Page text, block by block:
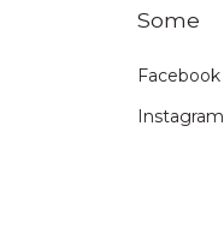
Some
Facebook
Instagram